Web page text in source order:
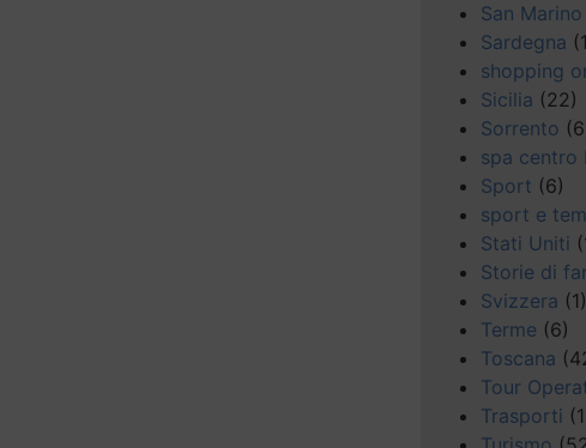
San Marino
Sardegna
shopping
Sicilia (22)
Sorrento
spa centro
Sport (6)
sport e
Stati Uniti
Storie di
Svizzera (1)
Terme (6)
Toscana
Tour
Trasporti